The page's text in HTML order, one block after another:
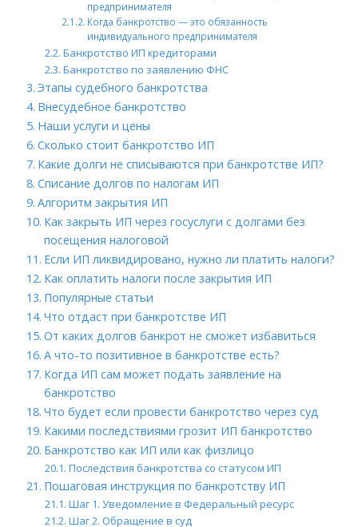
предпринимателя
Когда банкротство — это обязанность
индивидуального предпринимателя
Банкротство ИП кредиторами
Банкротство по заявлению ФНС
Этапы судебного банкротства
Внесудебное банкротство
Наши услуги и цены
Сколько стоит банкротство ИП
Какие долги не списываются при банкротстве ИП?
Списание долгов по налогам ИП
Алгоритм закрытия ИП
Как закрыть ИП через госуслуги с долгами без
посещения налоговой
Если ИП ликвидировано, нужно ли платить налоги?
Как оплатить налоги после закрытия ИП
Популярные статьи
Что отдаст при банкротстве ИП
От каких долгов банкрот не сможет избавиться
А что-то позитивное в банкротстве есть?
Когда ИП сам может подать заявление на
банкротство
Что будет если провести банкротство через суд
Какими последствиями грозит ИП банкротство
Банкротство как ИП или как физлицо
Последствия банкротства со статусом ИП
Пошаговая инструкция по банкротству ИП
Шаг 1. Уведомление в Федеральный ресурс
Шаг 2. Обращение в суд